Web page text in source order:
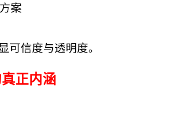
案
可信度与透明度。
正内涵